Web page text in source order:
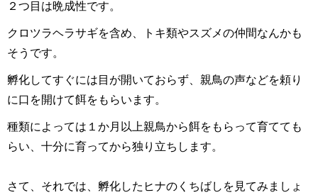
２つ目は晩成性です。
クロツラヘラサギを含め、トキ類やスズメの仲間なんかも
そうです。
孵化してすぐには目が開いておらず、親鳥の声などを頼り
に口を開けて餌をもらいます。
種類によっては１か月以上親鳥から餌をもらって育てても
らい、十分に育ってから独り立ちします。
さて、それでは、孵化したヒナのくちばしを見てみましょ